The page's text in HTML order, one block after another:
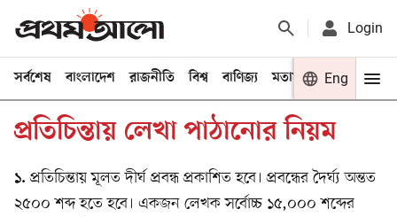
Login
সর্বশেষ বাংলাদেশ রাজনীতি বিশ্ব বাণিজ্য মতামত খেলা
Eng
প্রতিচিন্তায় লেখা পাঠানোর নিয়ম
১. প্রতিচিন্তায় মূলত দীর্ঘ প্রবন্ধ প্রকাশিত হবে। প্রবন্ধের দৈর্ঘ্য অন্তত
২৫০০ শব্দ হতে হবে। একজন লেখক সর্বোচ্চ ১৫,০০০ শব্দের